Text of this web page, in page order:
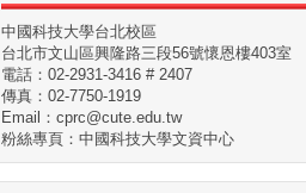
中國科技大學台北校區
台北市文山區興隆路三段56號懷恩樓403室
電話：02-2931-3416 # 2407
傳真：02-7750-1919
Email：cprc@cute.edu.tw
粉絲專頁：中國科技大學文資中心